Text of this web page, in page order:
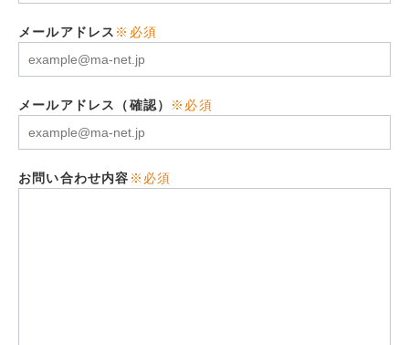
メールアドレス ※必須
メールアドレス（確認） ※必須
お問い合わせ内容 ※必須